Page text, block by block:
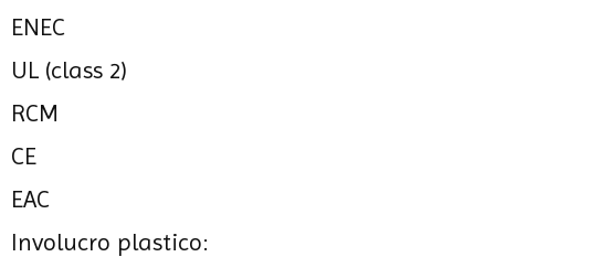
ENEC
UL (class 2)
RCM
CE
EAC
Involucro plastico: